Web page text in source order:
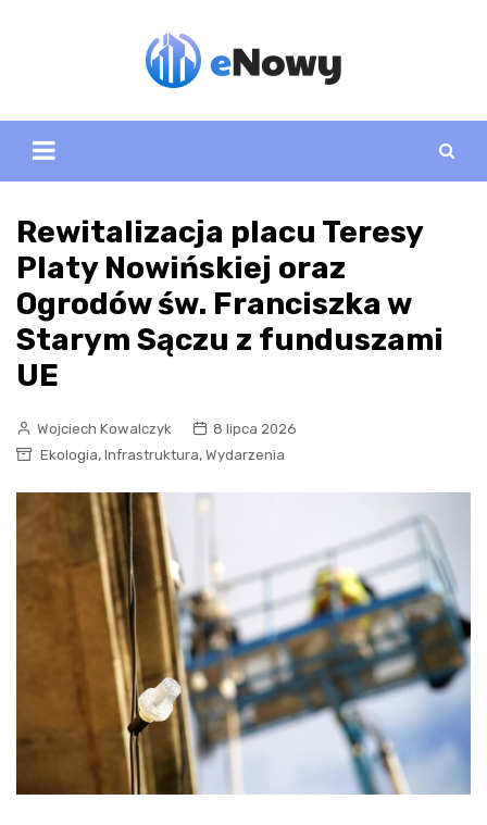
Rewitalizacja placu Teresy
Platy Nowińskiej oraz
Ogrodów św. Franciszka w
Starym Sączu z funduszami
UE
Wojciech Kowalczyk
8 lipca 2026
Ekologia, Infrastruktura, Wydarzenia